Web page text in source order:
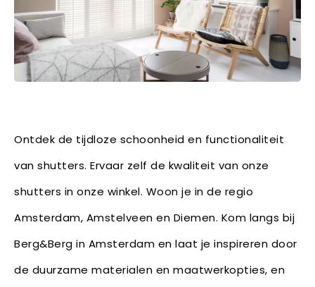
Ontdek de tijdloze schoonheid en functionaliteit
van shutters. Ervaar zelf de kwaliteit van onze
shutters in onze winkel. Woon je in de regio
Amsterdam, Amstelveen en Diemen. Kom langs bij
Berg&Berg in Amsterdam en laat je inspireren door
de duurzame materialen en maatwerkopties, en